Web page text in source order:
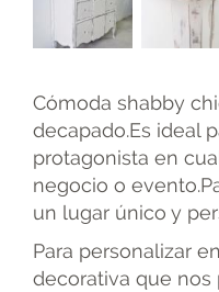
Cómoda shabby
decapado.Es ideal
protagonista en
negocio o
un lugar único y
Para personalizar
decorativa que nos